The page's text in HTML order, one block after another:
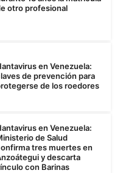
otro profesional
en Venezuela:
de prevención para
de los roedores
en Venezuela:
de Salud
tres muertes en
y descarta
con Barinas